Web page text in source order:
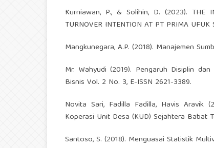
Kurniawan, P., & Solihin, D. (2023). THE
TURNOVER INTENTION AT PT PRIMA
Mangkunegara, A.P. (2018). Manajemen
Mr. Wahyudi (2019). Pengaruh Disiplin
Bisnis Vol. 2 No. 3, E-ISSN 2621-3389.
Novita Sari, Fadilla Fadilla, Havis Aravik
Koperasi Unit Desa (KUD) Sejahtera Babat
Santoso, S. (2018). Menguasai Statistik